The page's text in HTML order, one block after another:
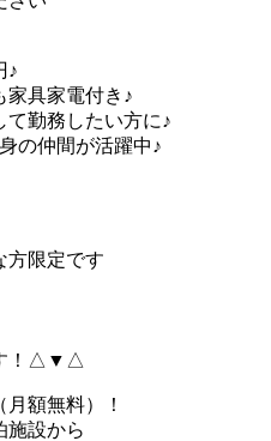
♪
家具家電付き♪
勤務したい方に♪
の仲間が活躍中♪
方限定です
！△▼△
額無料）！
施設から